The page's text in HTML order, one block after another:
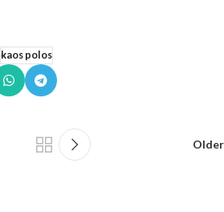
kaos polos
Older